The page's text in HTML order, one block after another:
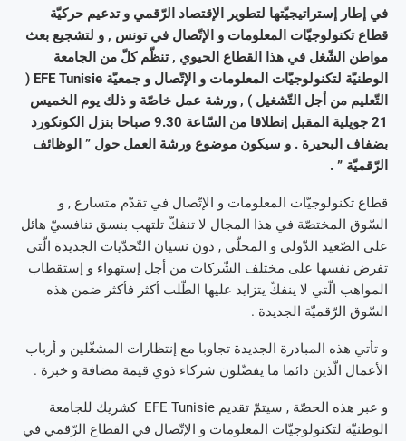
في إطار إستراتيجيّتها لتطوير الإقتصاد الرّقمي و تدعيم حركيّة
قطاع تكنولوجيّات المعلومات و الإتّصال في تونس , و لتشجيع بعث
مواطن الشّغل في هذا القطاع الحيوي , تنظّم كلّ من الجامعة
الوطنيّة لتكنولوجيّات المعلومات و الإتّصال و جمعيّة EFE Tunisie (
التّعليم من أجل التّشغيل ) , ورشة عمل خاصّة و ذلك يوم الخميس
21 جويلية المقبل إنطلاقا من السّاعة 9.30 صباحا بنزل الكونكورد
بضفاف البحيرة . و سيكون موضوع ورشة العمل حول ” الوظائف
الرّقميّة ” .
قطاع تكنولوجيّات المعلومات و الإتّصال في تقدّم متسارع , و
السّوق المختصّة في هذا المجال لا تنفكّ تلتهب بنسق تنافسيّ هائل
على الصّعيد الدّولي و المحلّي , دون نسيان التّحدّيات الجديدة الّتي
تفرض نفسها على مختلف الشّركات من أجل إستهواء و إستقطاب
المواهب الّتي لا ينفكّ يتزايد عليها الطّلب أكثر فأكثر ضمن هذه
السّوق الرّقميّة الجديدة .
و تأتي هذه المبادرة الجديدة تجاوبا مع إنتظارات المشغّلين و أرباب
الأعمال الّذين دائما ما يفضّلون شركاء ذوي قيمة مضافة و خبرة .
و عبر هذه الحصّة , سيتمّ تقديم EFE Tunisie كشريك للجامعة
الوطنيّة لتكنولوجيّات المعلومات و الإتّصال في القطاع الرّقمي في